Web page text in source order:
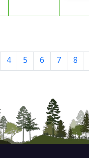
4 5 6 7 8